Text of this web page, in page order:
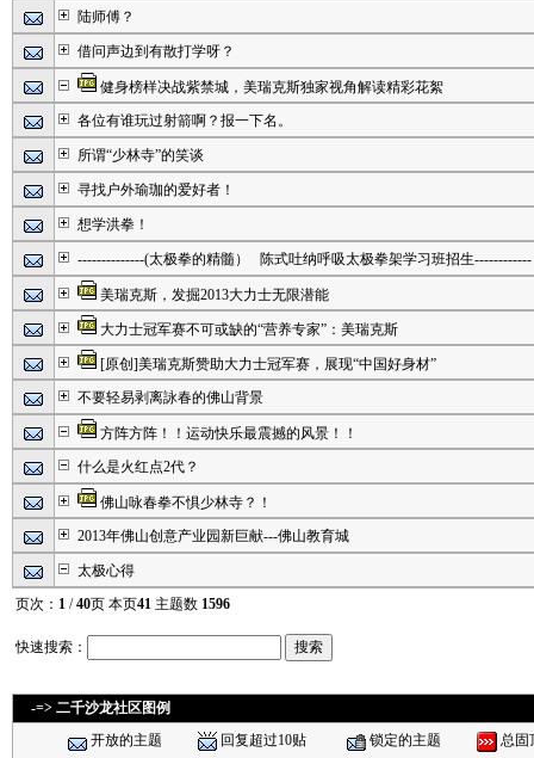
陆师傅？
借问声边到有散打学呀？
健身榜样决战紫禁城，美瑞克斯独家视角解读精彩花絮
各位有谁玩过射箭啊？报一下名。
所谓“少林寺”的笑谈
寻找户外瑜珈的爱好者！
想学洪拳！
--------------(太极拳的精髓） 陈式吐纳呼吸太极拳架学习班招生------------
美瑞克斯，发掘2013大力士无限潜能
大力士冠军赛不可或缺的“营养专家”：美瑞克斯
[原创]美瑞克斯赞助大力士冠军赛，展现“中国好身材”
不要轻易剥离詠春的佛山背景
方阵方阵！！运动快乐最震撼的风景！！
什么是火红点2代？
佛山咏春拳不惧少林寺？！
2013年佛山创意产业园新巨献---佛山教育城
太极心得
页次： 1 /40页 本页41 主题数 1596
快速搜索：
-=> 二千沙龙社区图例
开放的主题
回复超过10贴 锁定的主题 总固